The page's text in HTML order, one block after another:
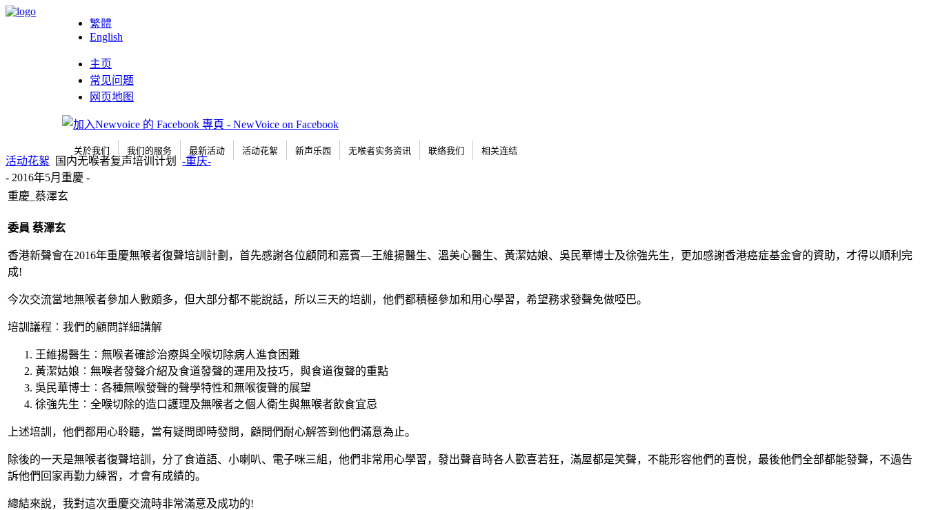
繁體
English
主页
常见问题
网页地图
关於我们 我们的服务 最新活动 活动花絮 新声乐园 无喉者实务资讯 联络我们 相关连结
活动花絮 国内无喉者复声培训计划
-重庆-
- 2016年5月重慶 -
重慶_蔡澤玄
委員 蔡澤玄
香港新聲會在2016年重慶無喉者復聲培訓計劃，首先感謝各位顧問和嘉賓—王維揚醫生、溫美心醫生、黃潔姑娘、吳民華博士及徐強先生，更加感謝香港癌症基金會的資助，才得以順利完
成!
今次交流當地無喉者參加人數頗多，但大部分都不能說話，所以三天的培訓，他們都積極參加和用心學習，希望務求發聲免做啞巴。
培訓議程︰我們的顧問詳細講解
王維揚醫生︰無喉者確診治療與全喉切除病人進食困難
黃潔姑娘︰無喉者發聲介紹及食道發聲的運用及技巧，與食道復聲的重點
吳民華博士︰各種無喉發聲的聲學特性和無喉復聲的展望
徐強先生︰全喉切除的造口護理及無喉者之個人衛生與無喉者飲食宜忌
上述培訓，他們都用心聆聽，當有疑問即時發問，顧問們耐心解答到他們滿意為止。
除後的一天是無喉者復聲培訓，分了食道語、小喇叭、電子咪三組，他們非常用心學習，發出聲音時各人歡喜若狂，滿屋都是笑聲，不能形容他們的喜悅，最後他們全部都能發聲，不過告
訴他們回家再勤力練習，才會有成績的。
總結來說，我對這次重慶交流時非常滿意及成功的!